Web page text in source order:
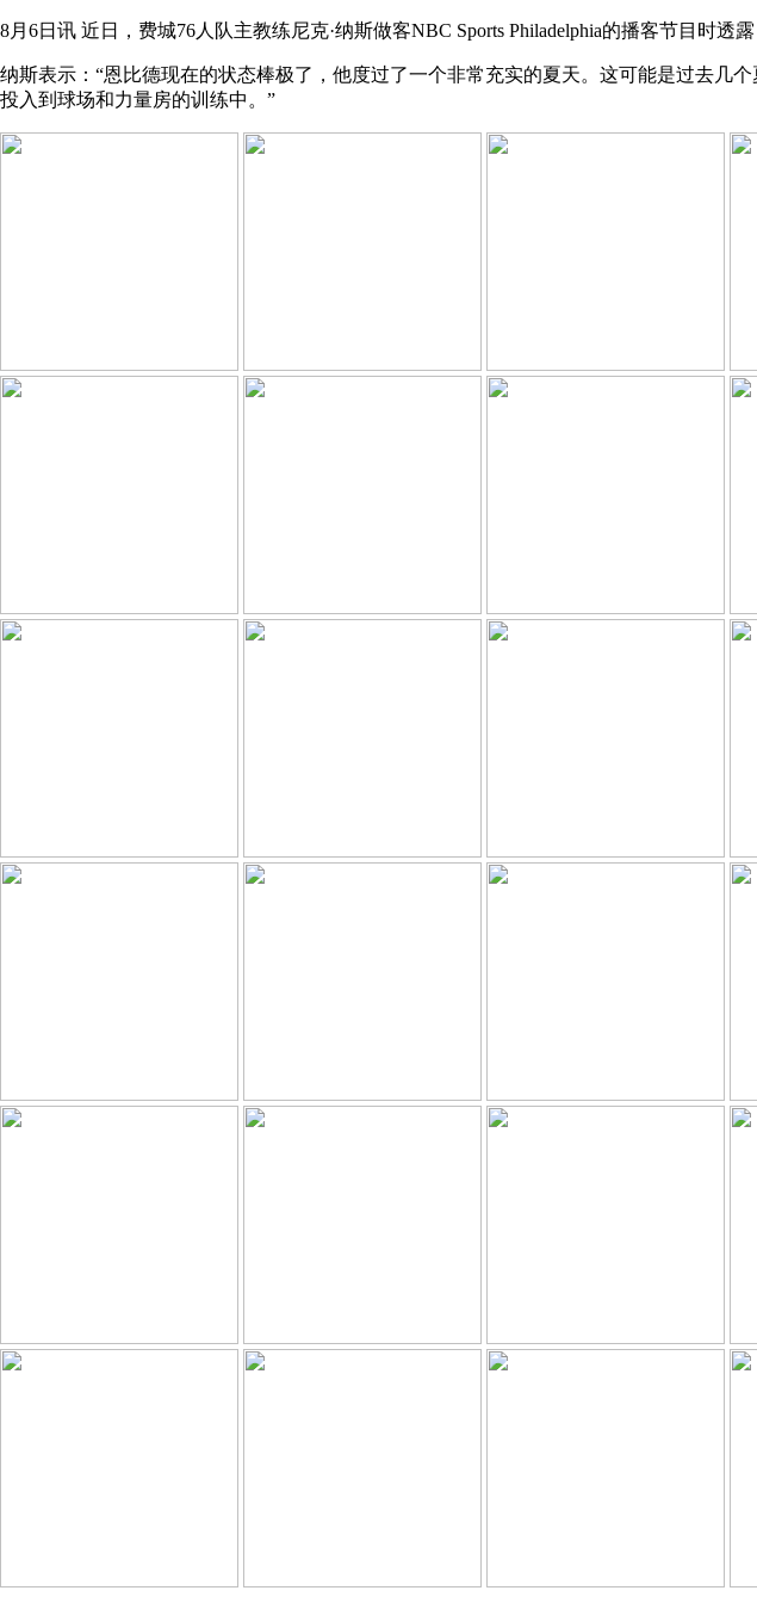
8月6日讯 近日，费城76人队主教练尼克·纳斯做客NBC Sports Philadelphia的播客节目时
纳斯表示：“恩比德现在的状态棒极了，他度过了一个非常充实的夏天。这可能是过去几
投入到球场和力量房的训练中。”